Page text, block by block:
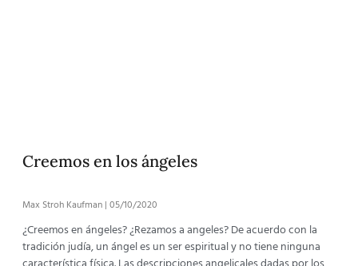
Creemos en los ángeles
Max Stroh Kaufman 05/10/2020
¿Creemos en ángeles? ¿Rezamos a angeles? De acuerdo con la
tradición judía, un ángel es un ser espiritual y no tiene ninguna